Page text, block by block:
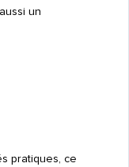
un
pratiques, ce